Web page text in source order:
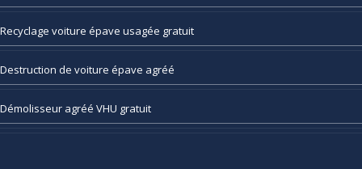
Recyclage voiture épave usagée gratuit
Destruction de voiture épave agréé
Démolisseur agréé VHU gratuit